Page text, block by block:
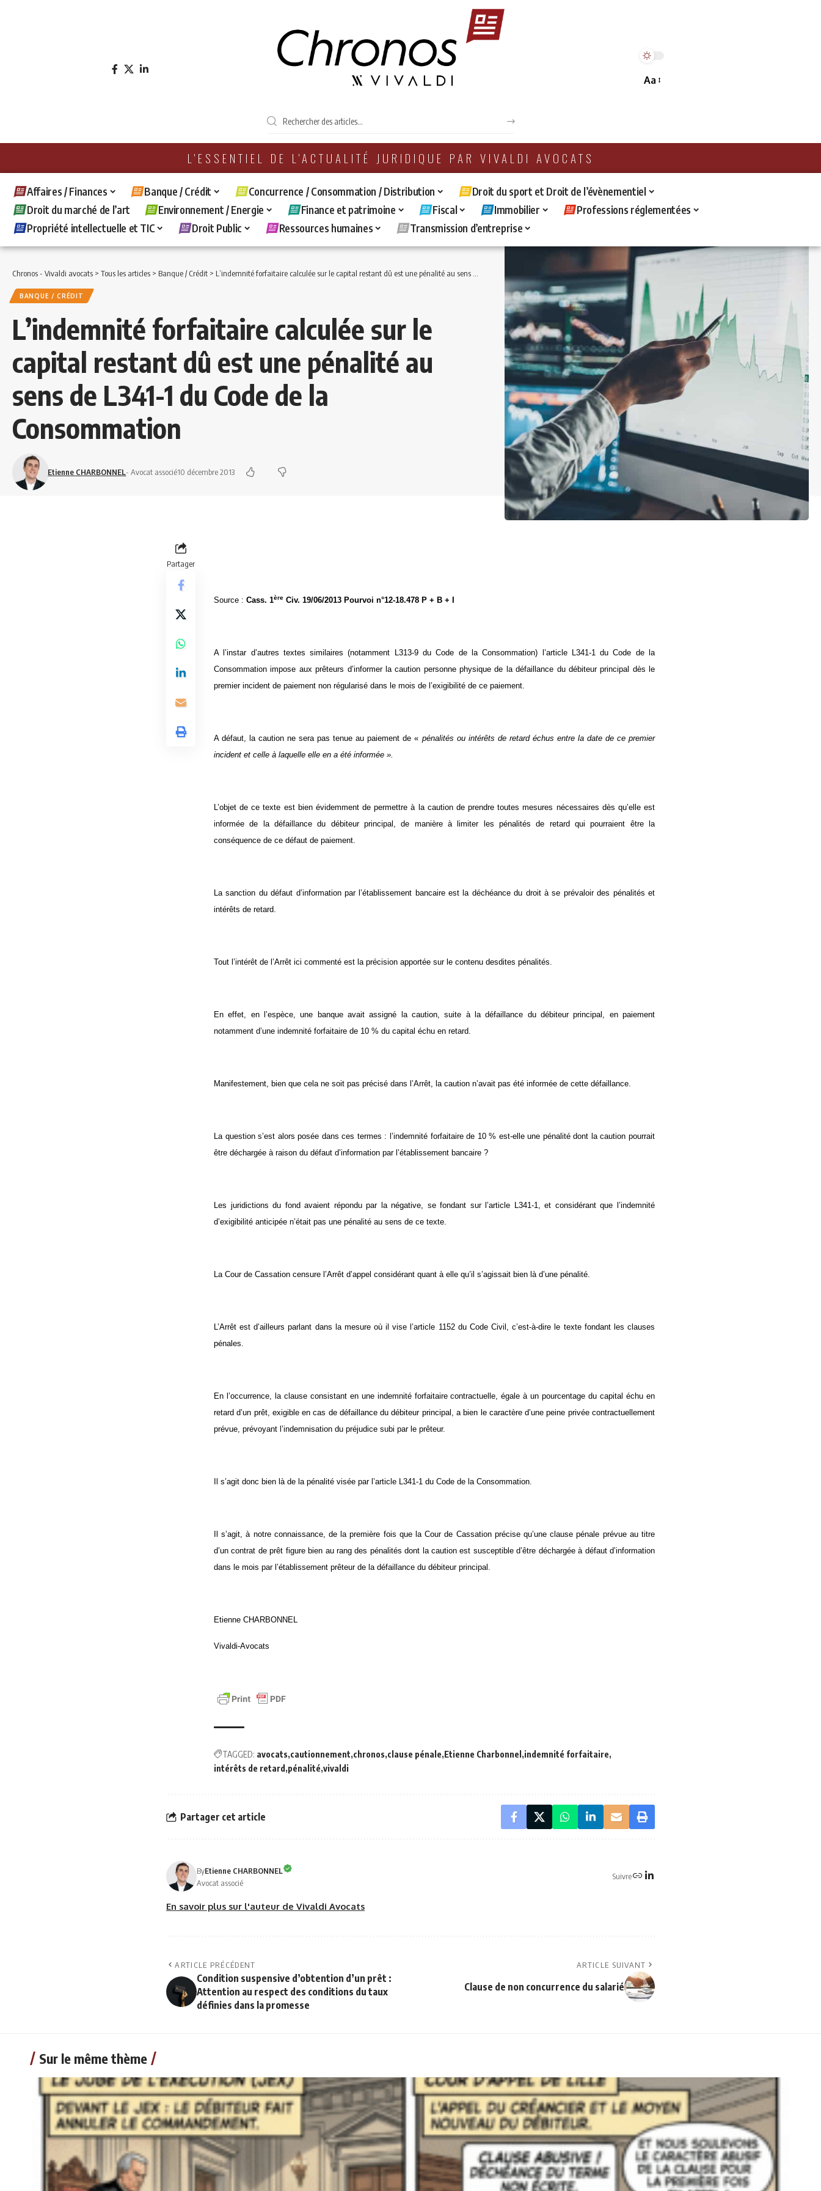
Aa
L'ESSENTIEL DE L'ACTUALITÉ JURIDIQUE PAR VIVALDI AVOCATS
Affaires / Finances Banque / Crédit Concurrence / Consommation / Distribution
Droit du sport et Droit de l’évènementiel
Droit du marché de l’art
Environnement / Energie Finance et patrimoine Fiscal Immobilier
Professions réglementées
Propriété intellectuelle et TIC
Droit Public Ressources humaines Transmission d’entreprise
Chronos - Vivaldi avocats > Tous les articles > Banque / Crédit > L’indemnité forfaitaire calculée sur le capital restant dû est une pénalité au sens de L341-1 du Code de la Consommation
BANQUE / CRÉDIT
L’indemnité forfaitaire calculée sur le
capital restant dû est une pénalité au
sens de L341-1 du Code de la
Consommation
Etienne CHARBONNEL- Avocat associé10 décembre 2013
Partager
Source : Cass. 1ère Civ. 19/06/2013 Pourvoi n°12-18.478 P + B + I
A l’instar d’autres textes similaires (notamment L313-9 du Code de la Consommation) l’article L341-1 du Code de la
Consommation impose aux prêteurs d’informer la caution personne physique de la défaillance du débiteur principal dès le
premier incident de paiement non régularisé dans le mois de l’exigibilité de ce paiement.
A défaut, la caution ne sera pas tenue au paiement de « pénalités ou intérêts de retard échus entre la date de ce premier
incident et celle à laquelle elle en a été informée ».
L’objet de ce texte est bien évidemment de permettre à la caution de prendre toutes mesures nécessaires dès qu’elle est
informée de la défaillance du débiteur principal, de manière à limiter les pénalités de retard qui pourraient être la
conséquence de ce défaut de paiement.
La sanction du défaut d’information par l’établissement bancaire est la déchéance du droit à se prévaloir des pénalités et
intérêts de retard.
Tout l’intérêt de l’Arrêt ici commenté est la précision apportée sur le contenu desdites pénalités.
En effet, en l’espèce, une banque avait assigné la caution, suite à la défaillance du débiteur principal, en paiement
notamment d’une indemnité forfaitaire de 10 % du capital échu en retard.
Manifestement, bien que cela ne soit pas précisé dans l’Arrêt, la caution n’avait pas été informée de cette défaillance.
La question s’est alors posée dans ces termes : l’indemnité forfaitaire de 10 % est-elle une pénalité dont la caution pourrait
être déchargée à raison du défaut d’information par l’établissement bancaire ?
Les juridictions du fond avaient répondu par la négative, se fondant sur l’article L341-1, et considérant que l’indemnité
d’exigibilité anticipée n’était pas une pénalité au sens de ce texte.
La Cour de Cassation censure l’Arrêt d’appel considérant quant à elle qu’il s’agissait bien là d’une pénalité.
L’Arrêt est d’ailleurs parlant dans la mesure où il vise l’article 1152 du Code Civil, c’est-à-dire le texte fondant les clauses
pénales.
En l’occurrence, la clause consistant en une indemnité forfaitaire contractuelle, égale à un pourcentage du capital échu en
retard d’un prêt, exigible en cas de défaillance du débiteur principal, a bien le caractère d’une peine privée contractuellement
prévue, prévoyant l’indemnisation du préjudice subi par le prêteur.
Il s’agit donc bien là de la pénalité visée par l’article L341-1 du Code de la Consommation.
Il s’agit, à notre connaissance, de la première fois que la Cour de Cassation précise qu’une clause pénale prévue au titre
d’un contrat de prêt figure bien au rang des pénalités dont la caution est susceptible d’être déchargée à défaut d’information
dans le mois par l’établissement prêteur de la défaillance du débiteur principal.
Etienne CHARBONNEL
Vivaldi-Avocats
TAGGED: avocats cautionnement chronos clause pénale Etienne Charbonnel indemnité forfaitaire
intérêts de retard pénalité vivaldi
Partager cet article
ByEtienne CHARBONNEL
Avocat associé
Suivre
En savoir plus sur l'auteur de Vivaldi Avocats
ARTICLE PRÉCÉDENT
Condition suspensive d’obtention d’un prêt :
Attention au respect des conditions du taux
définies dans la promesse
ARTICLE SUIVANT
Clause de non concurrence du salarié
Sur le même thème